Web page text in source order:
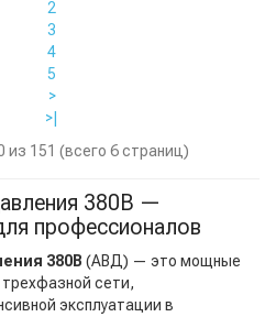
2
3
4
5
>
>|
из 151 (всего 6 страниц)
380В —
профессионалов
380В (АВД) — это мощные
сети,
эксплуатации в